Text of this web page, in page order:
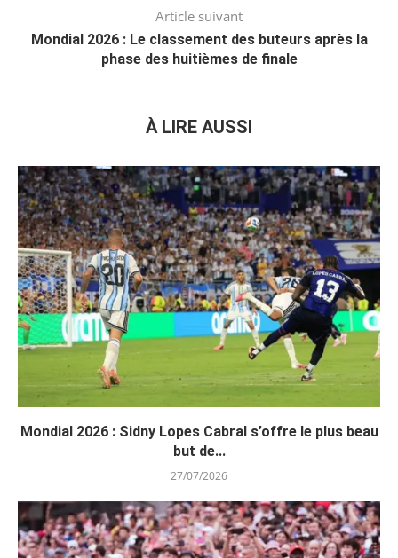
Article suivant
Mondial 2026 : Le classement des buteurs après la
phase des huitièmes de finale
À LIRE AUSSI
Mondial 2026 : Sidny Lopes Cabral s’offre le plus beau
but de...
27/07/2026